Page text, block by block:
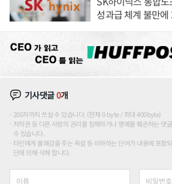
성과급 체계 불만
기사댓글0개
200자까지 쓰실 수 있습니다. (현재 0 byte / 최대 400byte)
저작권 등 다른 사람의 권리를 침해하거나 명예를 훼손하는 댓
수 있습니다.
타인에게 불쾌감을 주는 욕설 등 비하하는 단어가 내용에 포함
단에 의해 삭제 합니다.